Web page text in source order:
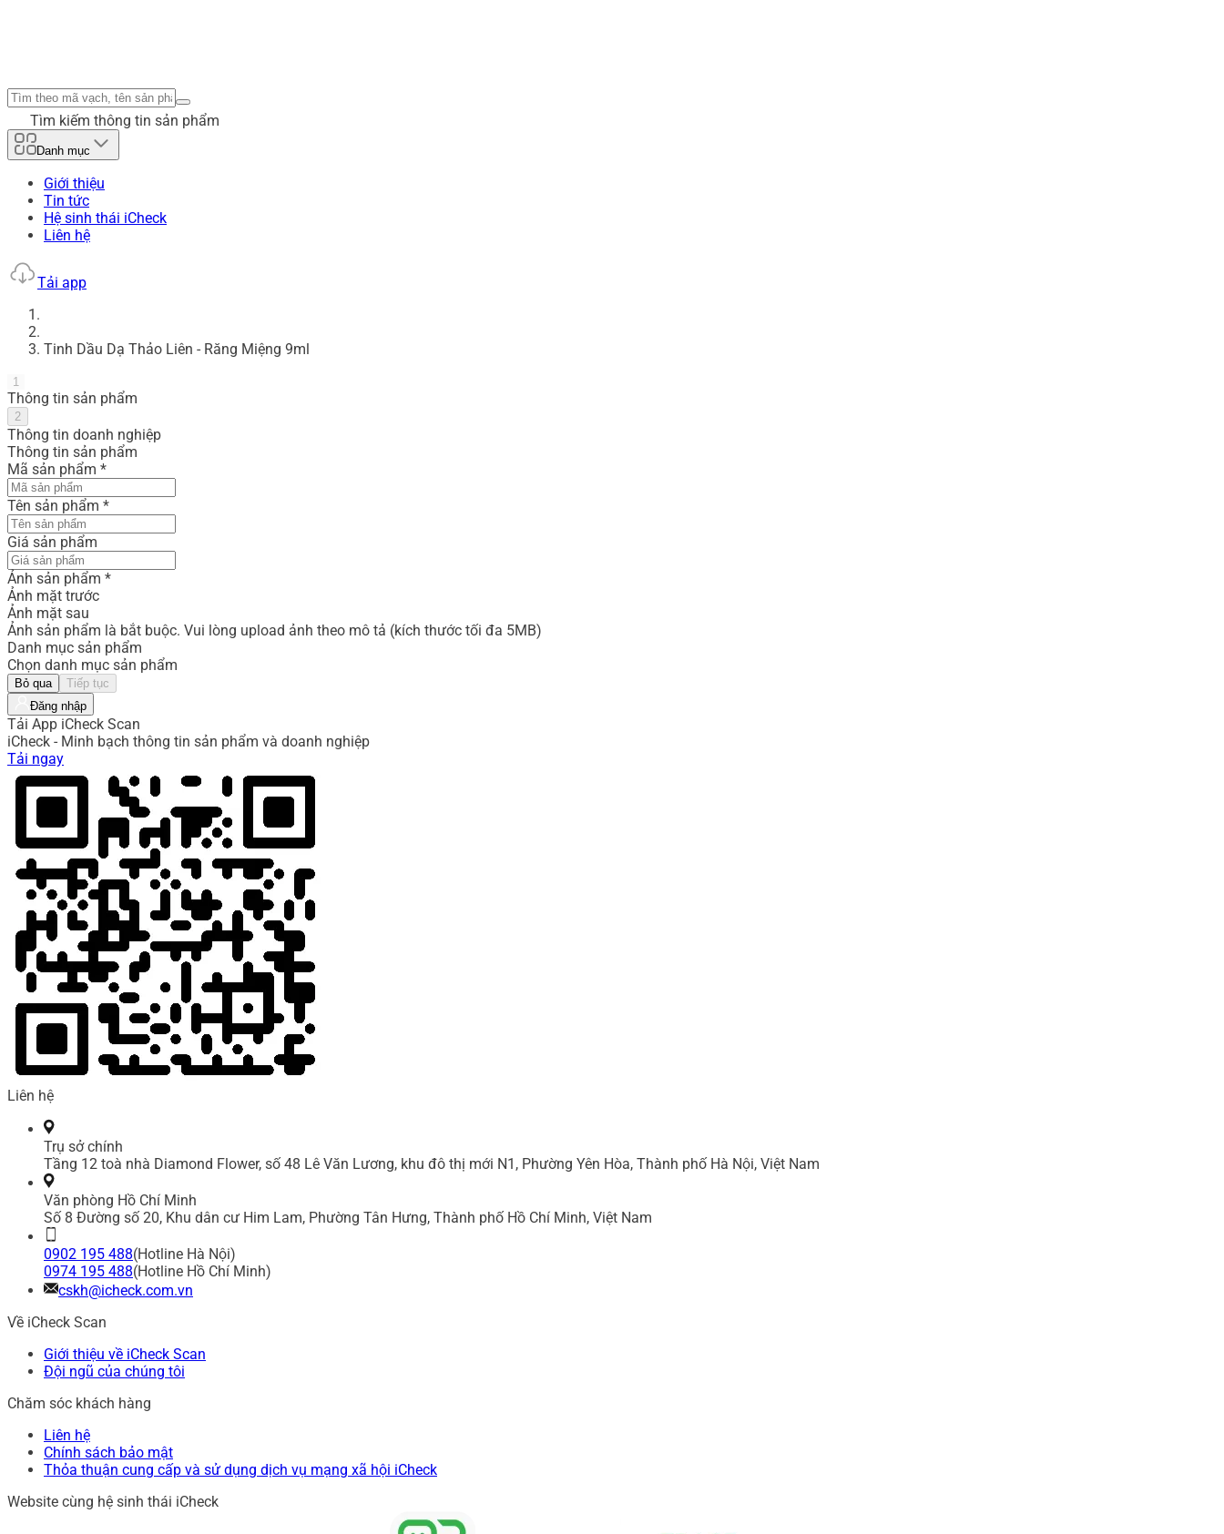
Tìm kiếm thông tin sản phẩm
Danh mục
Giới thiệu
Tin tức
Hệ sinh thái iCheck
Liên hệ
Tải app
Tinh Dầu Dạ Thảo Liên - Răng Miệng 9ml
1
Thông tin sản phẩm
2
Thông tin doanh nghiệp
Thông tin sản phẩm
Mã sản phẩm *
Tên sản phẩm *
Giá sản phẩm
Ảnh sản phẩm *
Ảnh mặt trước
Ảnh mặt sau
Ảnh sản phẩm là bắt buộc. Vui lòng upload ảnh theo mô tả (kích thước tối đa 5MB)
Danh mục sản phẩm
Chọn danh mục sản phẩm
Bỏ qua
Tiếp tục
Đăng nhập
Tải App iCheck Scan
iCheck - Minh bạch thông tin sản phẩm và doanh nghiệp
Tải ngay
Liên hệ
Trụ sở chính
Tầng 12 toà nhà Diamond Flower, số 48 Lê Văn Lương, khu đô thị mới N1, Phường Yên Hòa, Thành phố Hà Nội, Việt Nam
Văn phòng Hồ Chí Minh
Số 8 Đường số 20, Khu dân cư Him Lam, Phường Tân Hưng, Thành phố Hồ Chí Minh, Việt Nam
0902 195 488(Hotline Hà Nội)
0974 195 488(Hotline Hồ Chí Minh)
cskh@icheck.com.vn
Về iCheck Scan
Giới thiệu về iCheck Scan
Đội ngũ của chúng tôi
Chăm sóc khách hàng
Liên hệ
Chính sách bảo mật
Thỏa thuận cung cấp và sử dụng dịch vụ mạng xã hội iCheck
Website cùng hệ sinh thái iCheck